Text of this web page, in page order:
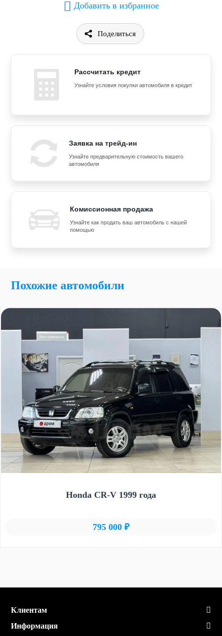
Добавить в избранное
Поделиться
Рассчитать кредит
Узнайте условия покупки автомобиля в кредит
Заявка на трейд-ин
Узнайте предварительную стоимость вашего
автомобиля
Комиссионная продажа
Узнайте как продать ваш автомобиль с нашей
помощью
Похожие автомобили
Honda CR-V 1999 года
795 000 ₽
Клиентам
Информация